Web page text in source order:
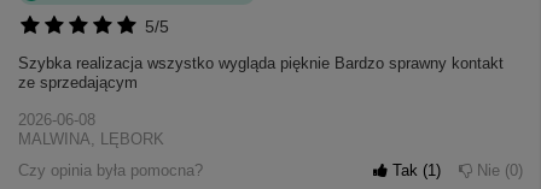
5/5
Szybka realizacja wszystko wygląda pięknie Bardzo sprawny kontakt
ze sprzedającym
2026-06-08
MALWINA, LĘBORK
Czy opinia była pomocna?
Tak 1 Nie 0